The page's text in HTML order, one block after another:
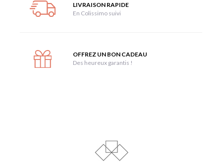
LIVRAISON RAPIDE
En Colissimo suivi
OFFREZ UN BON CADEAU
Des heureux garantis !